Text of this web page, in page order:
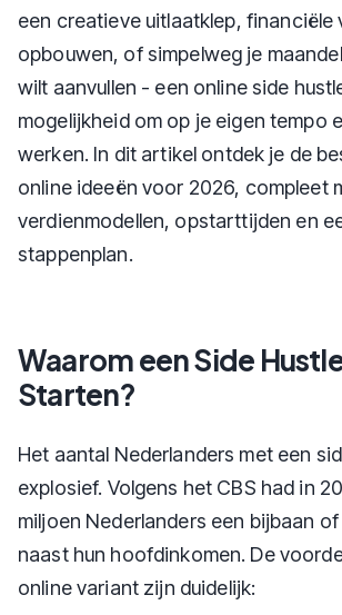
een creatieve uitlaatklep, financiële
opbouwen, of simpelweg je
wilt aanvullen - een online side
mogelijkheid om op je eigen tempo
werken. In dit artikel ontdek je de
online ideeën voor 2026, compleet
verdienmodellen, opstarttijden en
stappenplan.
Waarom een Side
Starten?
Het aantal Nederlanders met een
explosief. Volgens het CBS had in
miljoen Nederlanders een bijbaan
naast hun hoofdinkomen. De
online variant zijn duidelijk: